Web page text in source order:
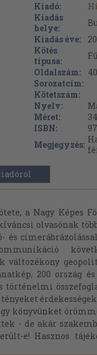
Kiadó:
Kiadás
helye:
Kiadás éve:
Kötés
típusa:
Oldalszám:
Sorozatcím:
Kötetszám:
Nyelv:
Méret:
ISBN:
Megjegyzés:
a Nagy Képes
olvasónak
és
változékony
200 ország
történelmi
könyvünket
- de akár
e! Hasznos